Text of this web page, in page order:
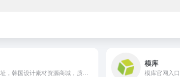
clipartkorea官网入口网址，韩国设计素材资源商城，质量很高也比较符合国人审美
模库